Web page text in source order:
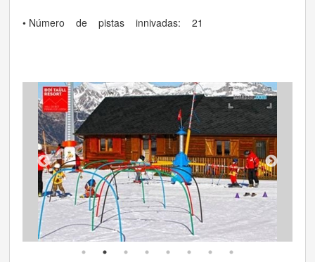
• Número de pistas innivadas: 21